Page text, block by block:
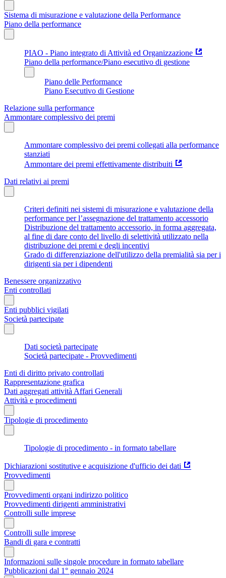
Sistema di misurazione e valutazione della Performance
Piano della performance
PIAO - Piano integrato di Attività ed Organizzazione
Piano della performance/Piano esecutivo di gestione
Piano delle Performance
Piano Esecutivo di Gestione
Relazione sulla performance
Ammontare complessivo dei premi
Ammontare complessivo dei premi collegati alla performance
stanziati
Ammontare dei premi effettivamente distribuiti
Dati relativi ai premi
Criteri definiti nei sistemi di misurazione e valutazione della
performance per l’assegnazione del trattamento accessorio
Distribuzione del trattamento accessorio, in forma aggregata,
al fine di dare conto del livello di selettività utilizzato nella
distribuzione dei premi e degli incentivi
Grado di differenziazione dell'utilizzo della premialità sia per i
dirigenti sia per i dipendenti
Benessere organizzativo
Enti controllati
Enti pubblici vigilati
Società partecipate
Dati società partecipate
Società partecipate - Provvedimenti
Enti di diritto privato controllati
Rappresentazione grafica
Dati aggregati attività Affari Generali
Attività e procedimenti
Tipologie di procedimento
Tipologie di procedimento - in formato tabellare
Dichiarazioni sostitutive e acquisizione d'ufficio dei dati
Provvedimenti
Provvedimenti organi indirizzo politico
Provvedimenti dirigenti amministrativi
Controlli sulle imprese
Controlli sulle imprese
Bandi di gara e contratti
Informazioni sulle singole procedure in formato tabellare
Pubblicazioni dal 1° gennaio 2024